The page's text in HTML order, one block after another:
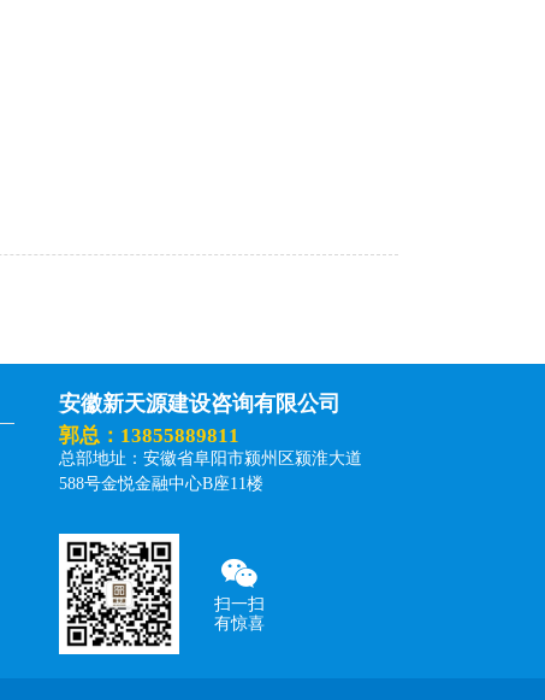
安徽新天源建设咨询有限公司
郭总：13855889811
总部地址：安徽省阜阳市颍州区颍淮大道
588号金悦金融中心B座11楼
扫一扫
有惊喜